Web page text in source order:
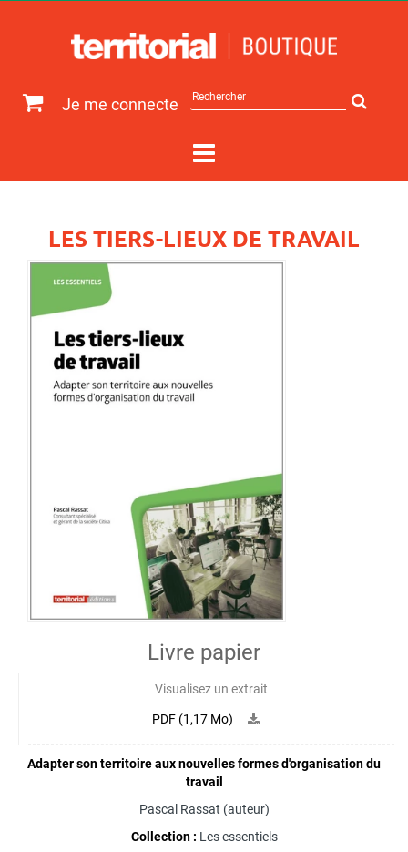
Je me connecte
sur
LES TIERS-LIEUX DE TRAVAIL
Livre papier
Visualisez un extrait
PDF (1,17 Mo)
Adapter son territoire aux nouvelles formes d'organisation du
travail
Pascal Rassat (auteur)
Collection : Les essentiels